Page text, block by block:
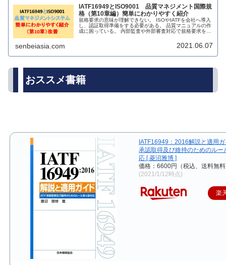
IATF16949とISO9001 品質マネジメント国際規
格（第10章編）簡単にわかりやすく紹介
規格要求の意味が理解できない。 ISOやIATFを会社へ導入
し、認証取得準備をする必要がある。 品質マニュアルの作
成に困っている。 内部監査や外部審査対応で規格要求を理
senbeiasia.com 2021.06.07
おススメ書籍
IATF16949：2016解説と適用ガ
承認取得及び維持のためのルー
応 [ 菱沼雅博 ]
価格：6600円（税込、送料無
(2021/1/12時点)
楽